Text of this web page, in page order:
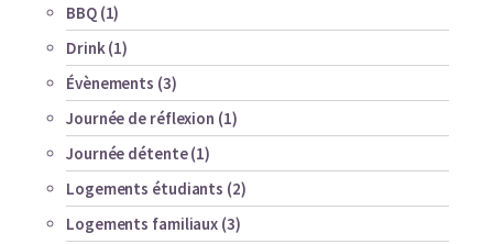
BBQ(1)
Drink (1)
Évènements (3)
Journée de réflexion (1)
Journée détente(1)
Logements étudiants (2)
Logements familiaux (3)